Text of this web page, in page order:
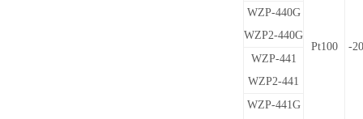
Pt100 -
WZP-440G
WZP2-440G
WZP-441
WZP2-441
WZP-441G